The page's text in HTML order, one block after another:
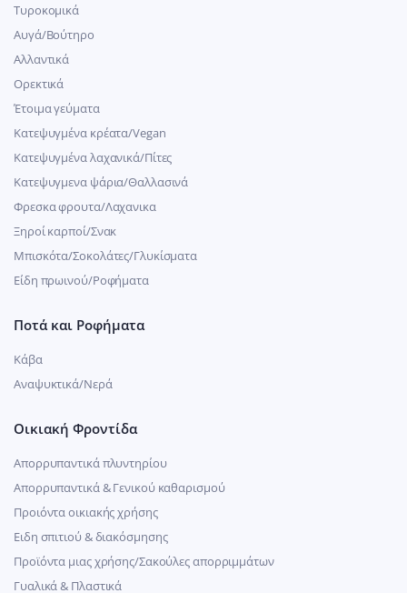
Τυροκομικά
Αυγά/Βούτηρο
Αλλαντικά
Ορεκτικά
Έτοιμα γεύματα
Κατεψυγμένα κρέατα/Vegan
Kατεψυγμένα λαχανικά/Πίτες
Κατεψυγμενα ψάρια/Θαλλασινά
Φρεσκα φρουτα/Λαχανικα
Ξηροί καρποί/Σνακ
Μπισκότα/Σοκολάτες/Γλυκίσματα
Είδη πρωινού/Ροφήματα
Ποτά και Ροφήματα
Κάβα
Αναψυκτικά/Νερά
Οικιακή Φροντίδα
Απορρυπαντικά πλυντηρίου
Απορρυπαντικά & Γενικού καθαρισμού
Προιόντα οικιακής χρήσης
Ειδη σπιτιού & διακόσμησης
Προϊόντα μιας χρήσης/Σακούλες απορριμμάτων
Γυαλικά & Πλαστικά